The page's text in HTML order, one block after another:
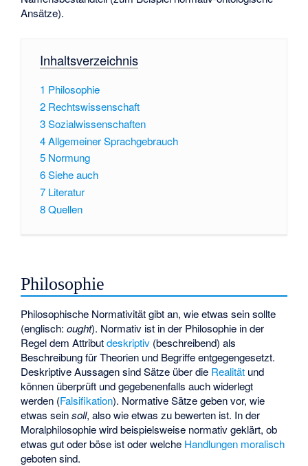
Ansätze).
Inhaltsverzeichnis
1 Philosophie
2 Rechtswissenschaft
3Sozialwissenschaften
4Allgemeiner Sprachgebrauch
5 Normung
6Siehe auch
7 Literatur
8Quellen
Philosophie
Philosophische Normativität gibt an, wie etwas sein sollte
(englisch:ought). Normativ ist in der Philosophie in der
Regel dem Attributdeskriptiv (beschreibend) als
Beschreibung für Theorien und Begriffe entgegengesetzt.
Deskriptive Aussagen sind Sätze über die Realität und
können überprüft und gegebenenfalls auch widerlegt
werden (Falsifikation). Normative Sätze geben vor, wie
etwas seinsoll, also wie etwas zu bewerten ist. In der
Moralphilosophie wird beispielsweise normativ geklärt, ob
etwas gut oder böse ist oder welche Handlungen moralisch
geboten sind.